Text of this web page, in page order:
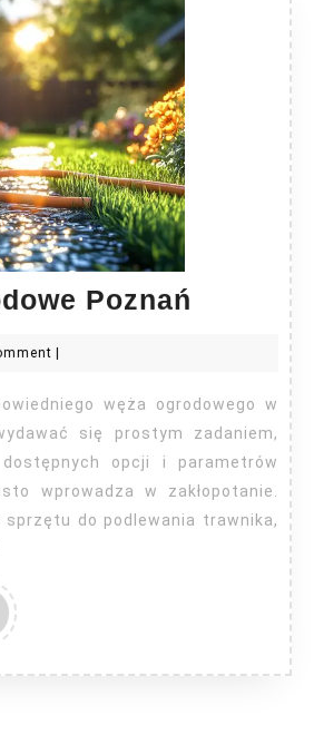
Poznań
Poznań
się prostym zadaniem,
opcji i parametrów
wprowadza w zakłopotanie.
sprzętu do podlewania trawnika,